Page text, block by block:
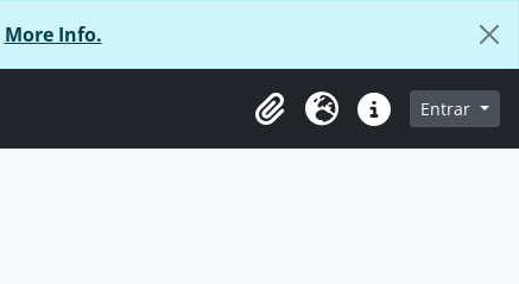
More Info.
Área de transferência
Idioma Ligações rápidas
Entrar